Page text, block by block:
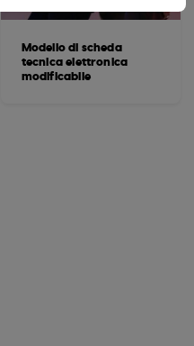
Modello di scheda
tecnica elettronica
modificabile